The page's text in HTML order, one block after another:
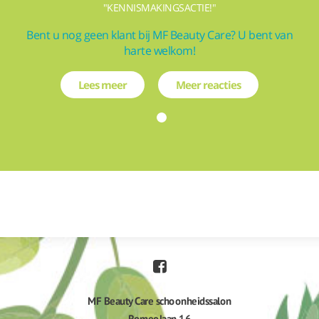
"KENNISMAKINGSACTIE!"
Bent u nog geen klant bij MF Beauty Care? U bent van
harte welkom!
Lees meer Meer reacties
MF Beauty Care schoonheidssalon